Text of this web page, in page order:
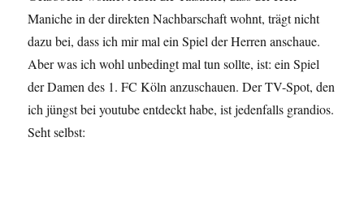
Maniche in der direkten Nachbarschaft wohnt, trägt nicht
dazu bei, dass ich mir mal ein Spiel der Herren anschaue.
Aber was ich wohl unbedingt mal tun sollte, ist: ein Spiel
der Damen des 1. FC Köln anzuschauen. Der TV-Spot, den
ich jüngst bei youtube entdeckt habe, ist jedenfalls grandios.
Seht selbst: